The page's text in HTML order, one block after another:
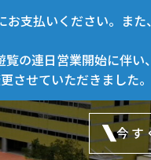
お支払いください。また
の連日営業開始に伴い
させていただきました。
今す